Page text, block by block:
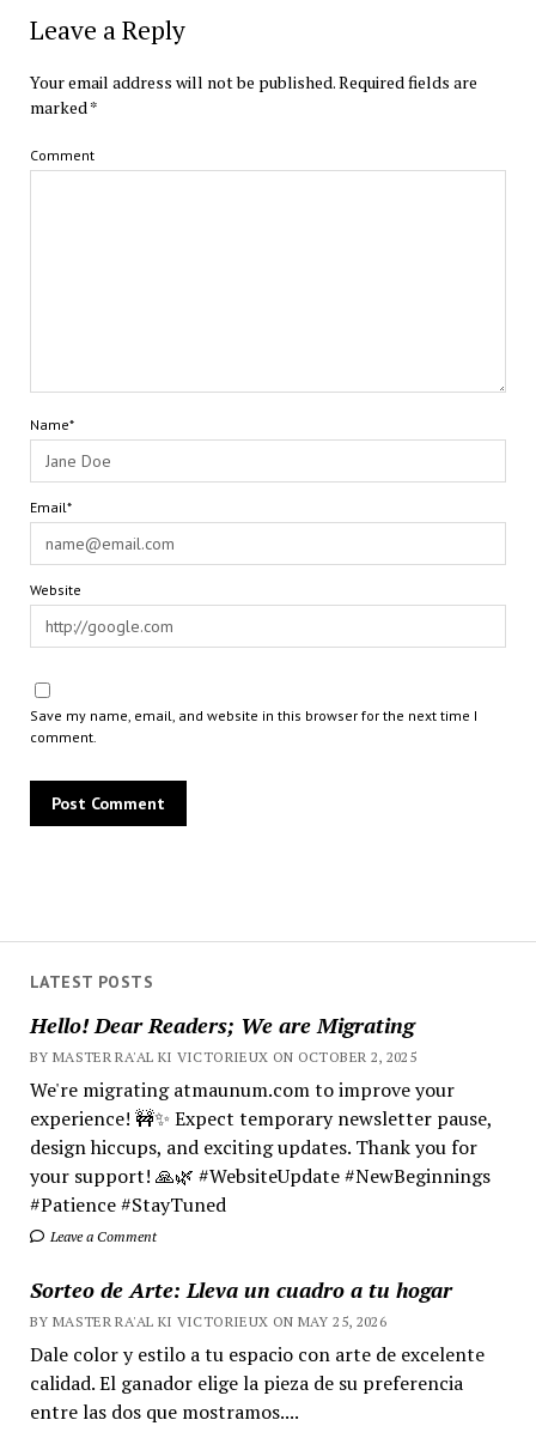
LATEST POSTS
Hello! Dear Readers; We are Migrating
BY MASTER RA'AL KI VICTORIEUX ON OCTOBER 2, 2025
We're migrating atmaunum.com to improve your
experience! 🚧✨ Expect temporary newsletter pause,
design hiccups, and exciting updates. Thank you for
your support! 🙏🌿 #WebsiteUpdate #NewBeginnings
#Patience #StayTuned
Leave a Comment
Sorteo de Arte: Lleva un cuadro a tu hogar
BY MASTER RA'AL KI VICTORIEUX ON MAY 25, 2026
Dale color y estilo a tu espacio con arte de excelente
calidad. El ganador elige la pieza de su preferencia
entre las dos que mostramos....
Leave a Reply
Your email address will not be published.Required fields are
marked*
Comment
Name*
Email*
Website
Save my name, email, and website in this browser for the next time I
comment.